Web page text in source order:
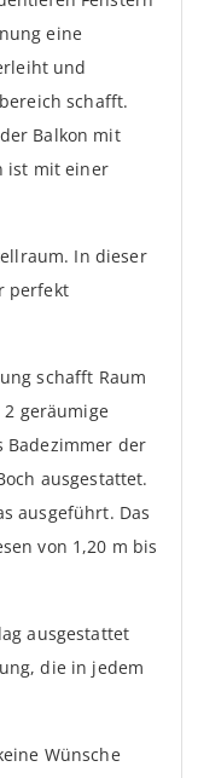
eine
und
schafft.
Balkon mit
ist mit einer
In dieser
perfekt
schafft Raum
geräumige
Badezimmer der
ausgestattet.
ausgeführt. Das
von 1,20 m bis
ausgestattet
die in jedem
Wünsche